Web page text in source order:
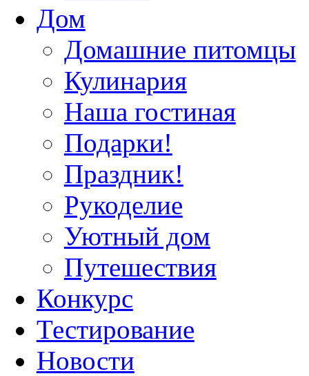
Дом
Домашние питомцы
Кулинария
Наша гостиная
Подарки!
Праздник!
Рукоделие
Уютный дом
Путешествия
Конкурс
Тестирование
Новости